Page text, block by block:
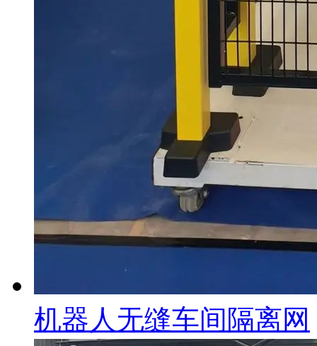
机器人无缝车间隔离网